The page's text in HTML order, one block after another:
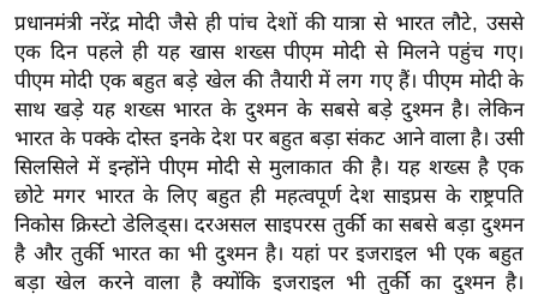
त
वि
शे
ष
ज्ञ
रा
य
ब
ज
प्रधानमंत्री नरेंद्र मोदी जैसे ही पांच देशों की यात्रा से भारत लौटे, उससे
एक दिन पहले ही यह खास शख्स पीएम मोदी से मिलने पहुंच गए।
पीएम मोदी एक बहुत बड़े खेल की तैयारी में लग गए हैं। पीएम मोदी के
साथ खड़े यह शख्स भारत के दुश्मन के सबसे बड़े दुश्मन है। लेकिन
भारत के पक्के दोस्त इनके देश पर बहुत बड़ा संकट आने वाला है। उसी
सिलसिले में इन्होंने पीएम मोदी से मुलाकात की है। यह शख्स है एक
छोटे मगर भारत के लिए बहुत ही महत्वपूर्ण देश साइप्रस के राष्ट्रपति
निकोस क्रिस्टो डेलिड्स। दरअसल साइपरस तुर्की का सबसे बड़ा दुश्मन
है और तुर्की भारत का भी दुश्मन है। यहां पर इजराइल भी एक बहुत
बड़ा खेल करने वाला है क्योंकि इजराइल भी तुर्की का दुश्मन है।